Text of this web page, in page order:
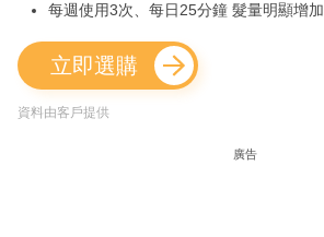
每週使用3次、每日25分鐘 髮量明顯增加
立即選購
資料由客戶提供
廣告